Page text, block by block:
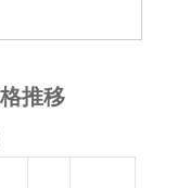
都城
西都城
徒歩